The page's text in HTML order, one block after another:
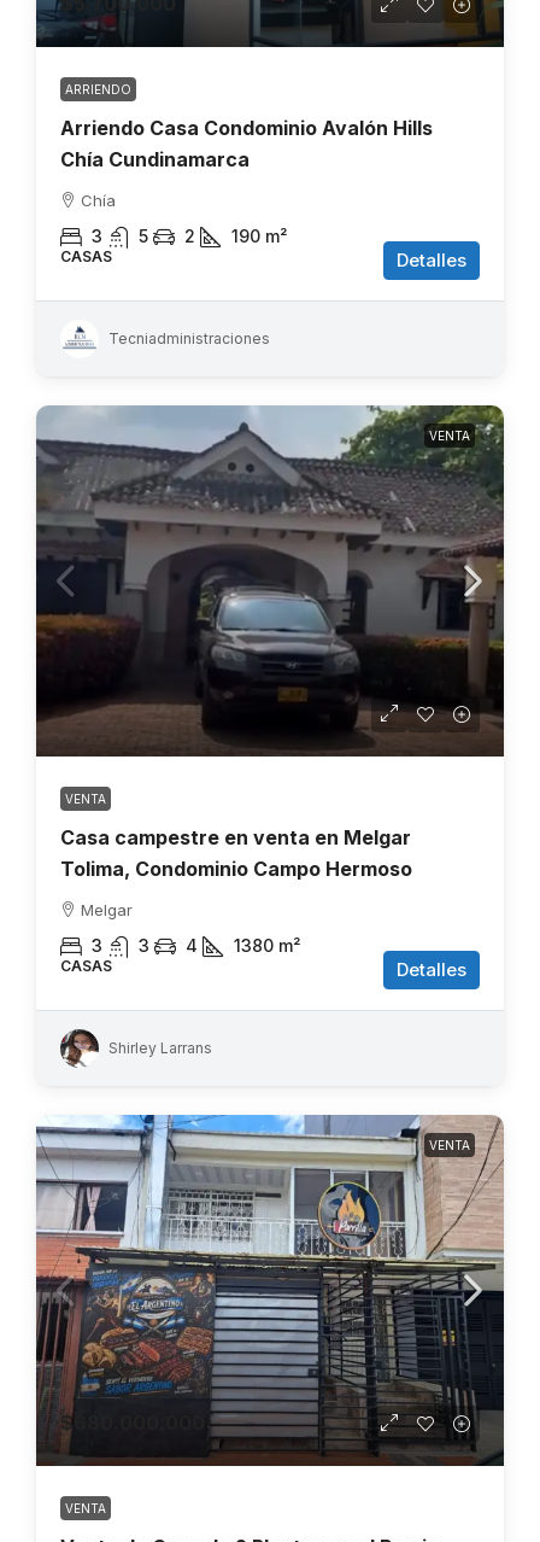
ARRIENDO
Arriendo Casa Condominio Avalón Hills
Chía Cundinamarca
Chía
3 5 2 190 m²
CASAS Detalles
Tecniadministraciones
VENTA
VENTA
Casa campestre en venta en Melgar
Tolima, Condominio Campo Hermoso
Melgar
3 3 4 1380 m²
CASAS Detalles
Shirley Larrans
VENTA
$680.000.000
VENTA